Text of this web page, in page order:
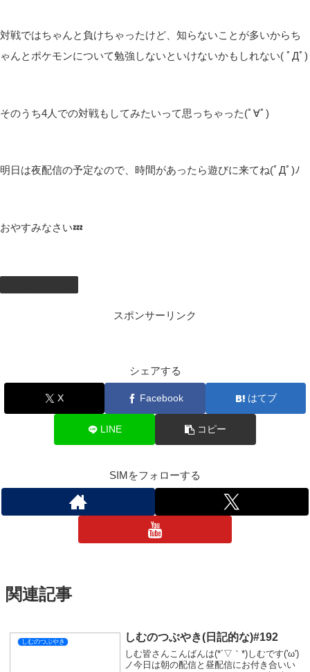
対戦ではちゃんと負けちゃったけど、知らないことが多いからち
ゃんとポケモンについて勉強しないといけないかもしれない( ﾟДﾟ)
そのうち4人での対戦もしてみたいって思っちゃった(ﾟ∀ﾟ)
明日は夜配信の予定なので、時間があったら遊びに来てね(ﾟДﾟ)ﾉ
おやすみなさい💤
スポンサーリンク
シェアする
X Facebook はてブ
LINE コピー
SIMをフォローする
関連記事
しむのつぶやき しむのつぶやき(日記的な)#192
しむ皆さんこんばんは(*´▽｀*)しむです('ω')
ノ今日は朝の配信と昼配信にお付き合いい